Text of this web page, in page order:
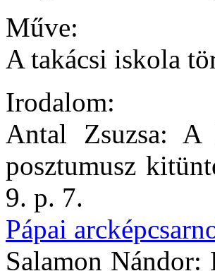
Műve:
A takácsi iskola
Irodalom:
Antal Zsuzsa: A
posztumusz
9. p. 7.
Pápai
Salamon